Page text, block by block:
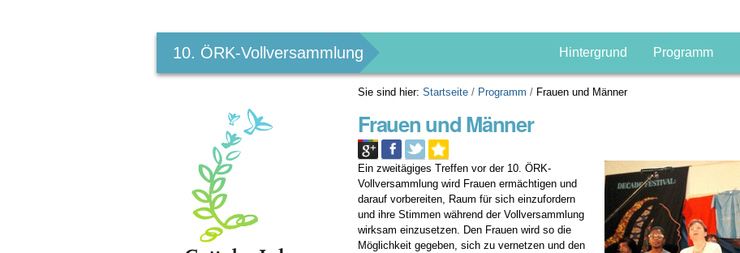
10. ÖRK-Vollversammlung Hintergrund Programm
Sie sind hier: Startseite / Programm / Frauen und Männer
Frauen und Männer
Ein zweitägiges Treffen vor der 10. ÖRK-
Vollversammlung wird Frauen ermächtigen und
darauf vorbereiten, Raum für sich einzufordern
und ihre Stimmen während der Vollversammlung
wirksam einzusetzen. Den Frauen wird so die
Möglichkeit gegeben, sich zu vernetzen und den